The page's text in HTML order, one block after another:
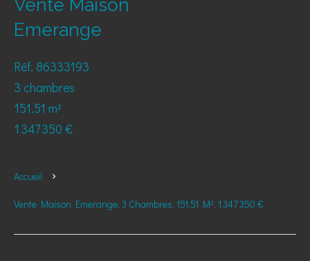
Vente Maison
Emerange
Réf. 86333193
3 chambres
151.51 m²
1 347 350 €
Accueil
Vente Maison Emerange, 3 Chambres, 151.51 M², 1 347 350 €